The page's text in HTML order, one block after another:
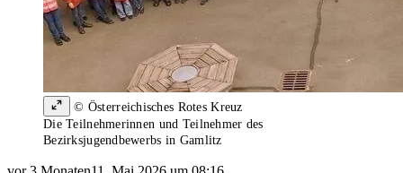
© Österreichisches Rotes Kreuz
Die Teilnehmerinnen und Teilnehmer des
Bezirksjugendbewerbs in Gamlitz